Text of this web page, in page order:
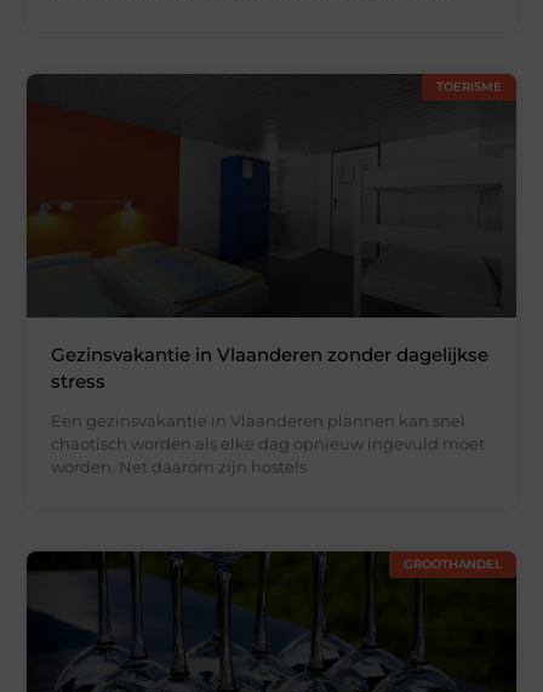
TOERISME
Gezinsvakantie in Vlaanderen zonder dagelijkse
stress
Een gezinsvakantie in Vlaanderen plannen kan snel
chaotisch worden als elke dag opnieuw ingevuld moet
worden. Net daarom zijn hostels
GROOTHANDEL